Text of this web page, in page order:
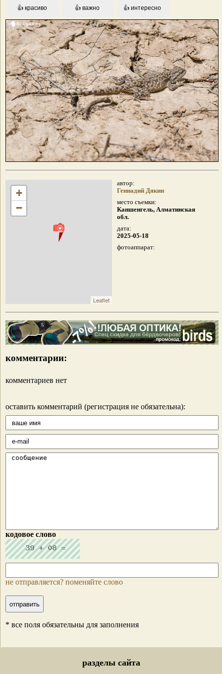
+
−
Leaflet
автор:
Геннадий Дякин
место съемки:
Каншенгель, Алматинская
обл.
дата:
2025-05-18
фотоаппарат:
комментарии:
комментариев нет
оставить комментарий (регистрация не обязательна):
кодовое слово
не отправляется? поменяйте слово
* все поля обязательны для заполнения
разделы сайта